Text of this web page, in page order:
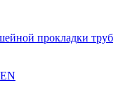
прокладки труб